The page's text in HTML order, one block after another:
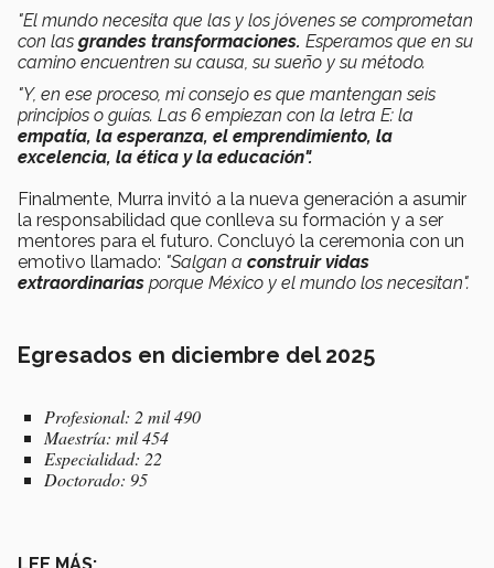
"El mundo necesita que las y los jóvenes se comprometan
con las grandes transformaciones. Esperamos que en su
camino encuentren su causa, su sueño y su método.
"Y, en ese proceso, mi consejo es que mantengan seis
principios o guías. Las 6 empiezan con la letra E: la
empatía, la esperanza, el emprendimiento, la
excelencia, la ética y la educación".
Finalmente, Murra invitó a la nueva generación a asumir
la responsabilidad que conlleva su formación y a ser
mentores para el futuro. Concluyó la ceremonia con un
emotivo llamado: "Salgan a construir vidas
extraordinarias porque México y el mundo los necesitan".
Egresados en diciembre del 2025
Profesional: 2 mil 490
Maestría: mil 454
Especialidad: 22
Doctorado: 95